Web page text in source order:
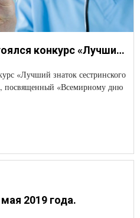
13 мая 2019 года состоялся конкурс «Лучший знаток сестринского дела» среди студентов I курса, посвященный «Всемирному дню медицинской сестры»
«Лучший знаток сестринского
посвященный «Всемирному дню
2019 года.